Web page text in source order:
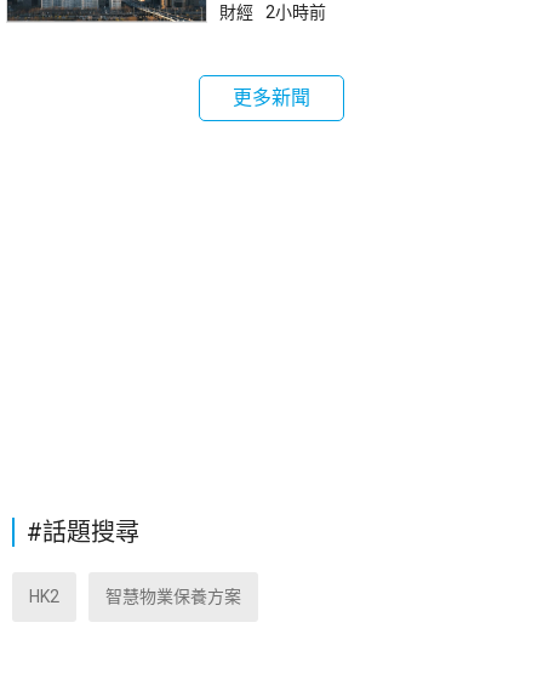
財經 2小時前
更多新聞
#話題搜尋
HK2 智慧物業保養方案